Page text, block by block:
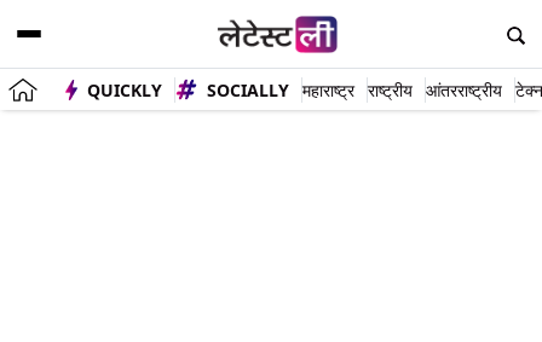
QUICKLY SOCIALLY महाराष्ट्र राष्ट्रीय आंतरराष्ट्रीय